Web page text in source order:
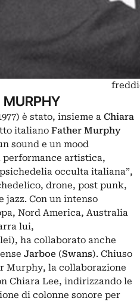
MURPHY
è stato, insieme a Chiara
italiano Father Murphy
sound e un mood
artistica,
occulta italiana”,
drone, post punk,
jazz. Con un intenso
Nord America, Australia
lui,
ha collaborato anche
Jarboe (Swans). Chiuso
Murphy, la collaborazione
Chiara Lee, indirizzando le
di colonne sonore per